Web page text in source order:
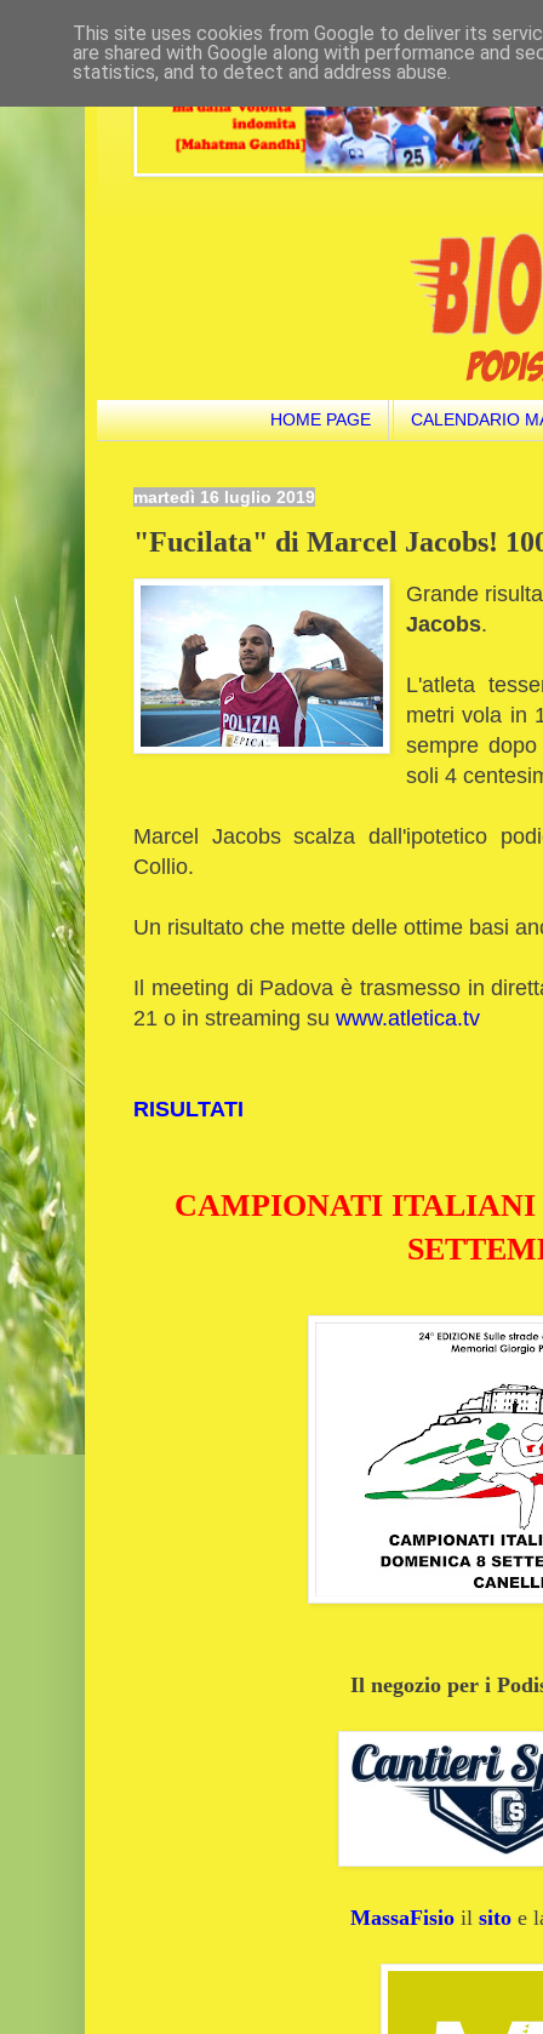
HOME PAGE CALENDARIO
martedì 16 luglio 2019
"Fucilata" di Marcel Jacobs!
Grande
Jacobs.
L'atleta
metri vola in
sempre
soli 4
Marcel Jacobs scalza dall'ipotetico
Collio.
Un risultato che mette delle ottime basi
Il meeting di Padova è trasmesso in
21 o in streaming su www.atletica.tv
RISULTATI
CAMPIONATI
Il negozio per i
MassaFisio ilsitoe
This site uses cookies from Google to deliver its
are shared with Google along with performance and
statistics, and to detect and address abuse.